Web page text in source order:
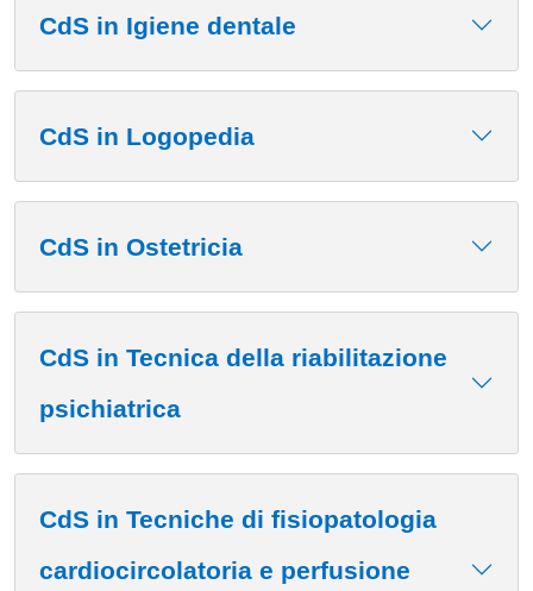
CdS in Igiene dentale
CdS in Logopedia
CdS in Ostetricia
CdS in Tecnica della riabilitazione
psichiatrica
CdS in Tecniche di fisiopatologia
cardiocircolatoria e perfusione